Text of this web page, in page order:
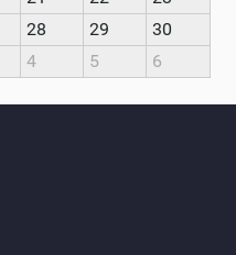
28 29
30
4 5 6